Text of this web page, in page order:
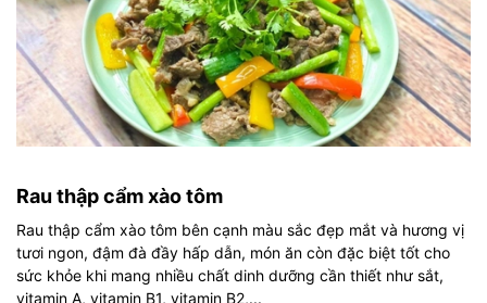
Rau thập cẩm xào tôm
Rau thập cẩm xào tôm bên cạnh màu sắc đẹp mắt và hương vị
tươi ngon, đậm đà đầy hấp dẫn, món ăn còn đặc biệt tốt cho
sức khỏe khi mang nhiều chất dinh dưỡng cần thiết như sắt,
vitamin A, vitamin B1, vitamin B2,...